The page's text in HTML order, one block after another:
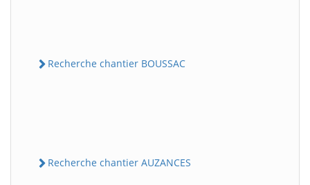
Recherche chantier BOUSSAC
Recherche chantier AUZANCES